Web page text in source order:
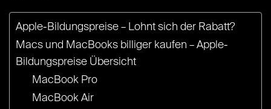
Apple-Bildungspreise – Lohnt sich der Rabatt?
Macs und MacBooks billiger kaufen – Apple-
Bildungspreise Übersicht
MacBook Pro
MacBook Air